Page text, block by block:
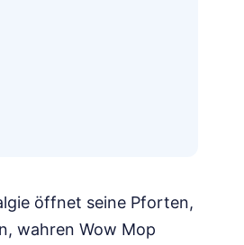
öffnet seine Pforten,
wahren Wow Mop